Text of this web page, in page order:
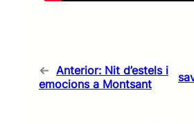
← Anterior: Nit d’estels i
emocions a Montsant